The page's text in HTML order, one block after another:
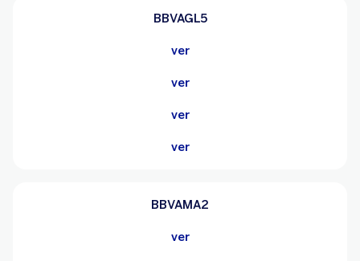
BBVAGL5
ver
ver
ver
ver
BBVAMA2
ver